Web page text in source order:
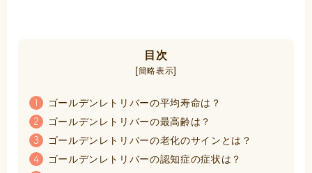
目次
[簡略表示]
1 ゴールデンレトリバーの平均寿命は？
2 ゴールデンレトリバーの最高齢は？
3 ゴールデンレトリバーの老化のサインとは？
4 ゴールデンレトリバーの認知症の症状は？